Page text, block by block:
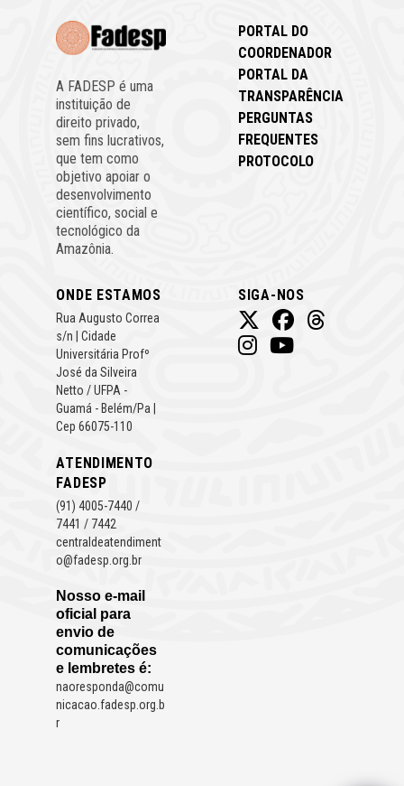
A FADESP é uma
instituição de
direito privado,
sem fins lucrativos,
que tem como
objetivo apoiar o
desenvolvimento
científico, social e
tecnológico da
Amazônia.
PORTAL DO
COORDENADOR
PORTAL DA
TRANSPARÊNCIA
PERGUNTAS
FREQUENTES
PROTOCOLO
ONDE ESTAMOS
Rua Augusto Correa
s/n | Cidade
Universitária Profº
José da Silveira
Netto / UFPA -
Guamá - Belém/Pa |
Cep 66075-110
ATENDIMENTO
FADESP
(91) 4005-7440 /
7441 / 7442
centraldeatendiment
o@fadesp.org.br
Nosso e-mail
oficial para
envio de
comunicações
e lembretes é:
naoresponda@comu
nicacao.fadesp.org.b
r
SIGA-NOS